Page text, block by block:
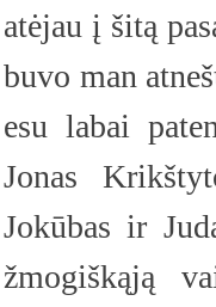
atėjau į šitą
buvo man
esu labai
Jonas
Jokūbas ir
žmogiškąją